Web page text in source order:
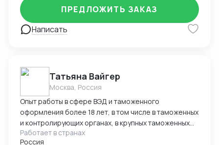
оформляемых грузов- редкоземельные материалы,
оборудование, химия, части БПЛА.
Написать
ПРЕДЛОЖИТЬ ЗАКАЗ
Татьяна Вайгер
Москва, Россия
Опыт работы в сфере ВЭД и таможенного
оформления более 18 лет, в том числе в таможенных
и контролирующих органах, в крупных таможенных
представителях. Сопровождение полного цикла
Работает в странах
Россия